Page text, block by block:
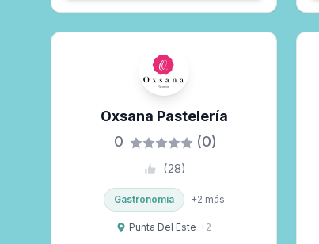
Oxsana Pastelería
0
(0)
(28)
Gastronomía +2 más
Punta Del Este +2